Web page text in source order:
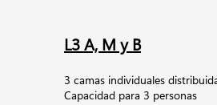
L3 A, M y B
3 camas individuales
Capacidad para 3 personas